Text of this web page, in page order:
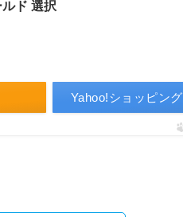
ド 選択
Yahoo!ショッピング